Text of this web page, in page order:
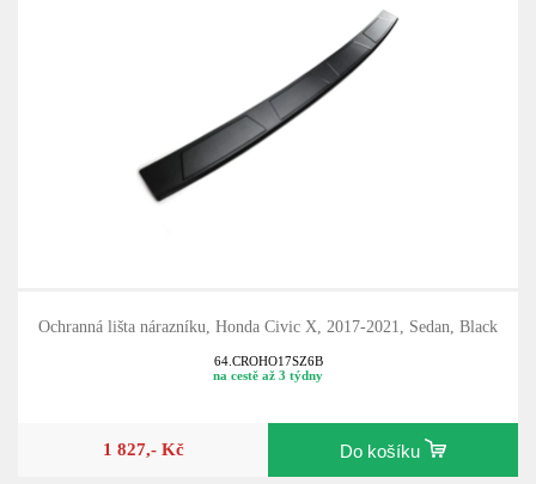
Ochranná lišta nárazníku, Honda Civic X, 2017-2021, Sedan, Black
64.CROHO17SZ6B
na cestě až 3 týdny
1 827,- Kč Do košíku